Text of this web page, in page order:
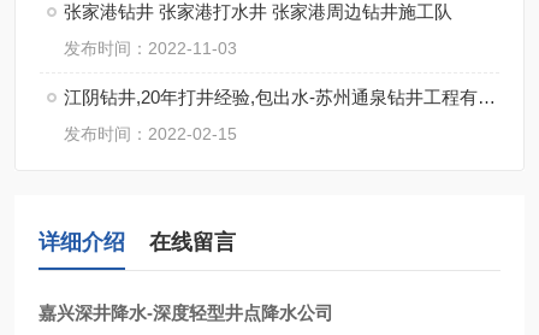
张家港钻井 张家港打水井 张家港周边钻井施工队
发布时间：2022-11-03
江阴钻井,20年打井经验,包出水-苏州通泉钻井工程有限公司
发布时间：2022-02-15
详细介绍 在线留言
嘉兴深井降水-深度轻型井点降水公司